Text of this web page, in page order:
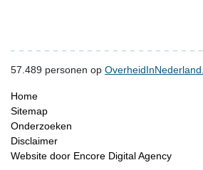
57.489 personen op
Home
Sitemap
Onderzoeken
Disclaimer
Website door Encore Digital Agency